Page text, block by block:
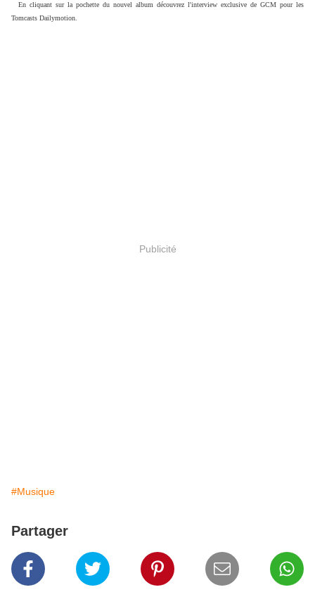
En cliquant sur la pochette du nouvel album découvrez l'interview exclusive de GCM pour les
Tomcasts Dailymotion.
Publicité
#Musique
Partager